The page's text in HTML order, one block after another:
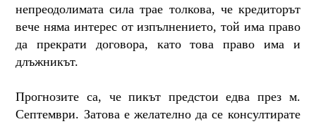
непреодолимата сила трае толкова, че кредиторът
вече няма интерес от изпълнението, той има право
да прекрати договора, като това право има и
длъжникът.
Прогнозите са, че пикът предстои едва през м.
Септември. Затова е желателно да се консултирате